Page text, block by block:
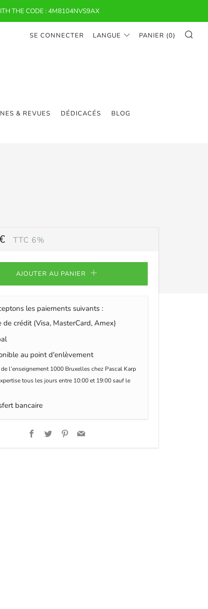
THE CODE : 4M8104NVS9AX
& REVUES DÉDICACÉS
BLOG
SE CONNECTER LANGUE PANIER (0)
TTC 6%
AJOUTER AU PANIER
les paiements suivants :
de crédit (Visa, MasterCard, Amex)
au point d'enlèvement
l’enseignement 1000 Bruxelles chez Pascal Karp
tous les jours entre 10:00 et 19:00 sauf le
bancaire
Facebook
TwitterPinterest
Email